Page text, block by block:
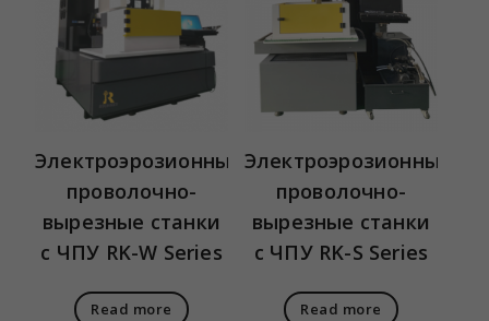
Электроэрозионные
проволочно-
вырезные станки
с ЧПУ RK-W Series
Read more
Электроэрозионные
проволочно-
вырезные станки
с ЧПУ RK-S Series
Read more